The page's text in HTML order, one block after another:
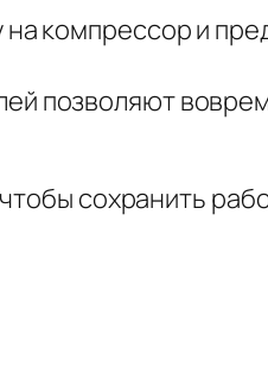
на компрессор и
позволяют
сохранить